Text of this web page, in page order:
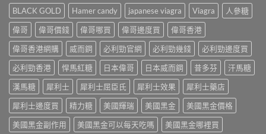
港
正
貨
購
買
指
南〉
中
網
購
渠
道
與
4
招
防
鑑
別
指
南〉
港
男
士
保
健
品
排
行
與
網
購
選
Levitra
香
港
價
格
全
攻
略：
房
與
網
購
BLACK GOLD Hamer candy japanese viagra Viagra
人參糖
偉哥
偉哥價錢 偉哥哪買 偉哥邊度買
偉哥香港
偉哥香港網購
威而鋼 必利勁官網 必利勁幾錢
必利勁邊度買
必利勁香港
悍馬紅糖 日本偉哥 日本威而鋼 昔多芬
汗馬糖
漢馬糖
犀利士 犀利士屈臣氏 犀利士效果
犀利士藥店
犀利士邊度買
精力糖 美國輝瑞 美國黑金
美國黑金價格
美國黑金副作用
美國黑金可以每天吃嗎
美國黑金哪裡買